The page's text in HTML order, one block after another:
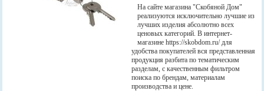
На сайте магазина "Скобяной Дом"
реализуются исключительно лучшие из
лучших изделия абсолютно всех
ценовых категорий. В интернет-
магазине https://skobdom.ru/ для
удобства покупателей вся представленная
продукция разбита по тематическим
разделам, с качественным фильтром
поиска по брендам, материалам
производства и цене.